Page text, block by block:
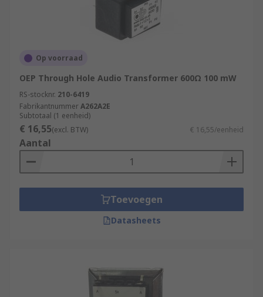
Op voorraad
OEP Through Hole Audio Transformer 600Ω 100 mW
RS-stocknr. 210-6419
FabrikantnummerA262A2E
Subtotaal (1 eenheid)
€ 16,55(excl. BTW) € 16,55/eenheid
Aantal
Toevoegen
Datasheets